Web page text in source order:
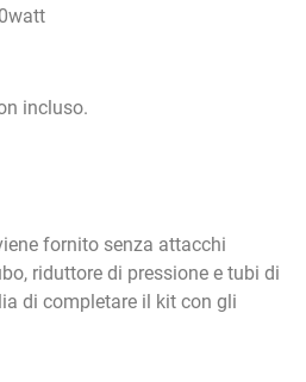
incluso.
fornito senza attacchi
riduttore di pressione e tubi di
di completare il kit con gli